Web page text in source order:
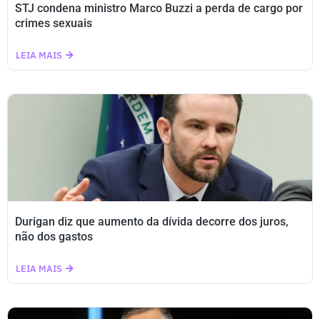
STJ condena ministro Marco Buzzi a perda de cargo por
crimes sexuais
LEIA MAIS
Durigan diz que aumento da dívida decorre dos juros,
não dos gastos
LEIA MAIS